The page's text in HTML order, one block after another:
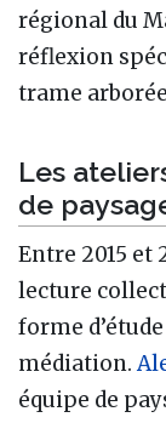
régional du
réflexion
trame
Les
de
Entre 2015 et
lecture
forme
médiation.
équipe de